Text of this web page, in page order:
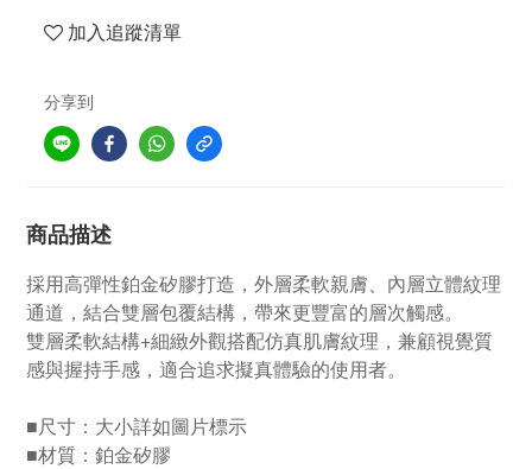
加入追蹤清單
分享到
商品描述
採用高彈性鉑金矽膠打造，外層柔軟親膚、內層立體紋理
通道，結合雙層包覆結構，帶來更豐富的層次觸感。
雙層柔軟結構+細緻外觀搭配仿真肌膚紋理，兼顧視覺質
感與握持手感，適合追求擬真體驗的使用者。
■尺寸：大小詳如圖片標示
■材質：鉑金矽膠